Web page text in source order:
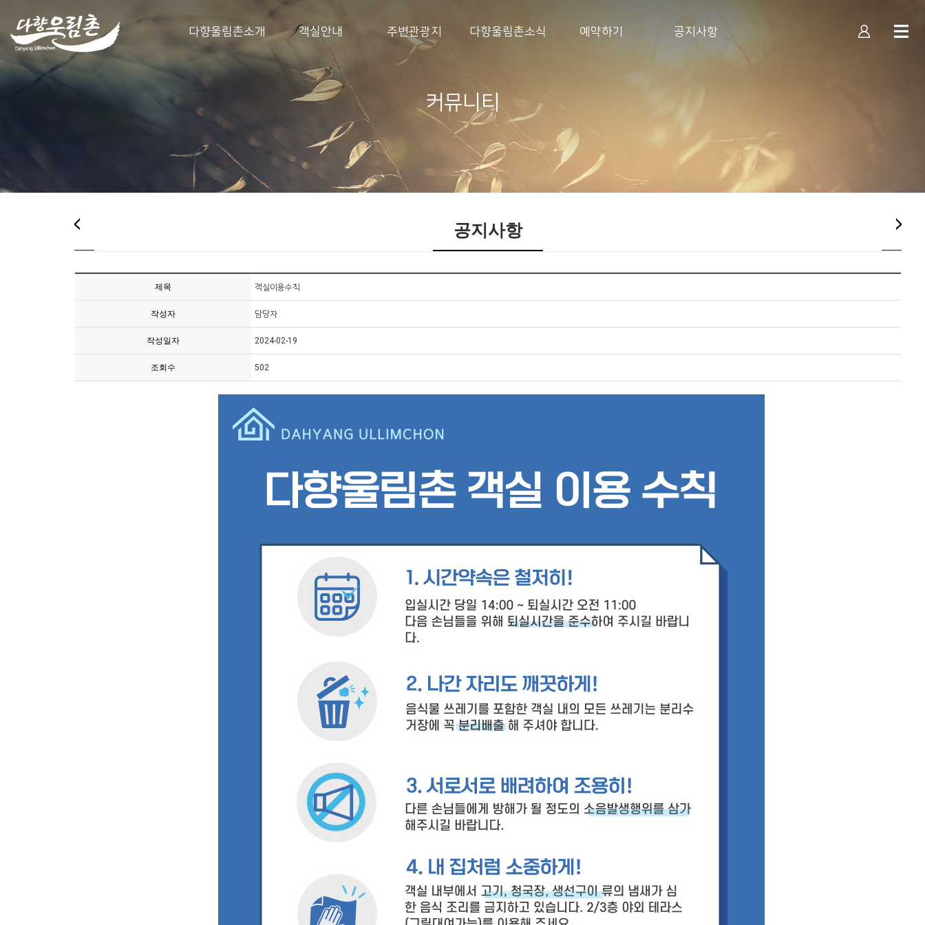
다향울림촌소개 객실안내 주변관광지 다향울림촌소식 예약하기 공지사항
커뮤니티
공지사항
제목 객실이용수칙
작성자 담당자
작성일자 2024-02-19
조회수 502